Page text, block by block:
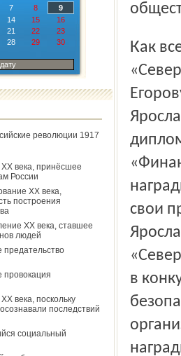
7 8
9
14 15
16
21 22
23
28 29
30
революции 1917
века, принёсшее
России
ХХ века,
построения
ХХ века, ставшее
людей
предательство
провокация
века, поскольку
последствий
социальный
Как всегда, в центре внимания были журналисты
свои
в